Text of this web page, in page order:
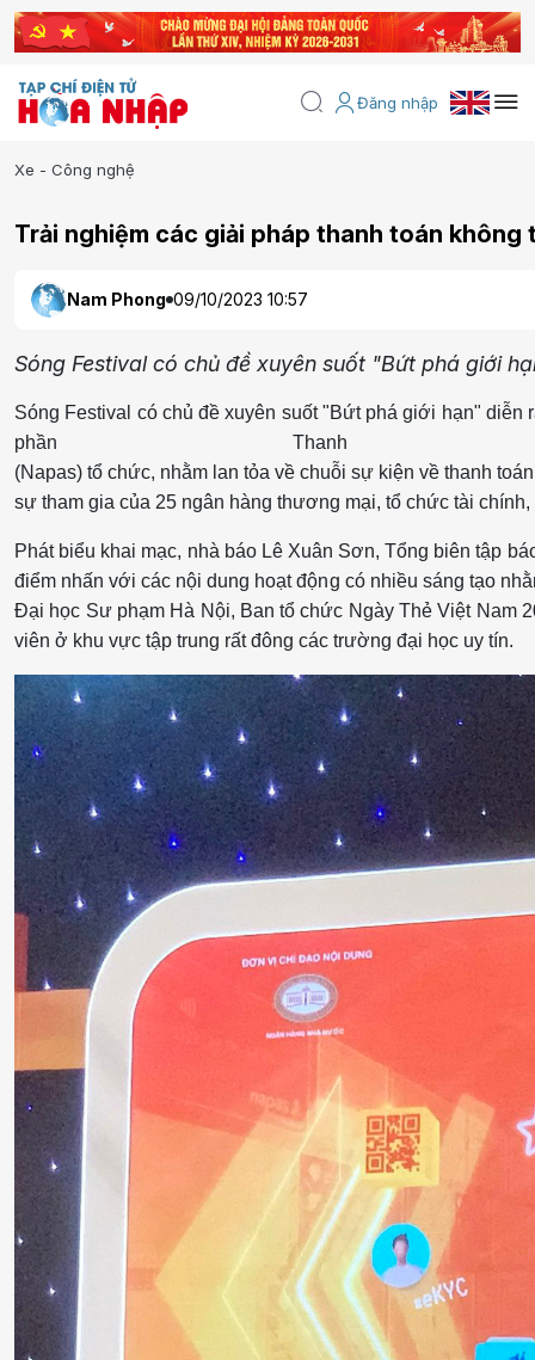
Đăng nhập
Xe - Công nghệ
Trải nghiệm các giải pháp thanh toán không
Nam Phong 09/10/2023 10:57
Sóng Festival có chủ đề xuyên suốt "Bứt phá giới
Sóng Festival có chủ đề xuyên suốt "Bứt phá giới hạn"
phần
(Napas) tổ chức, nhằm lan tỏa về chuỗi sự kiện về thanh
sự tham gia của 25 ngân hàng thương mại, tổ chức tài
Phát biểu khai mạc, nhà báo Lê Xuân Sơn, Tổng biên tập
điểm nhấn với các nội dung hoạt động có nhiều sáng tạo
Đại học Sư phạm Hà Nội, Ban tổ chức Ngày Thẻ Việt Nam
viên ở khu vực tập trung rất đông các trường đại học uy tín.